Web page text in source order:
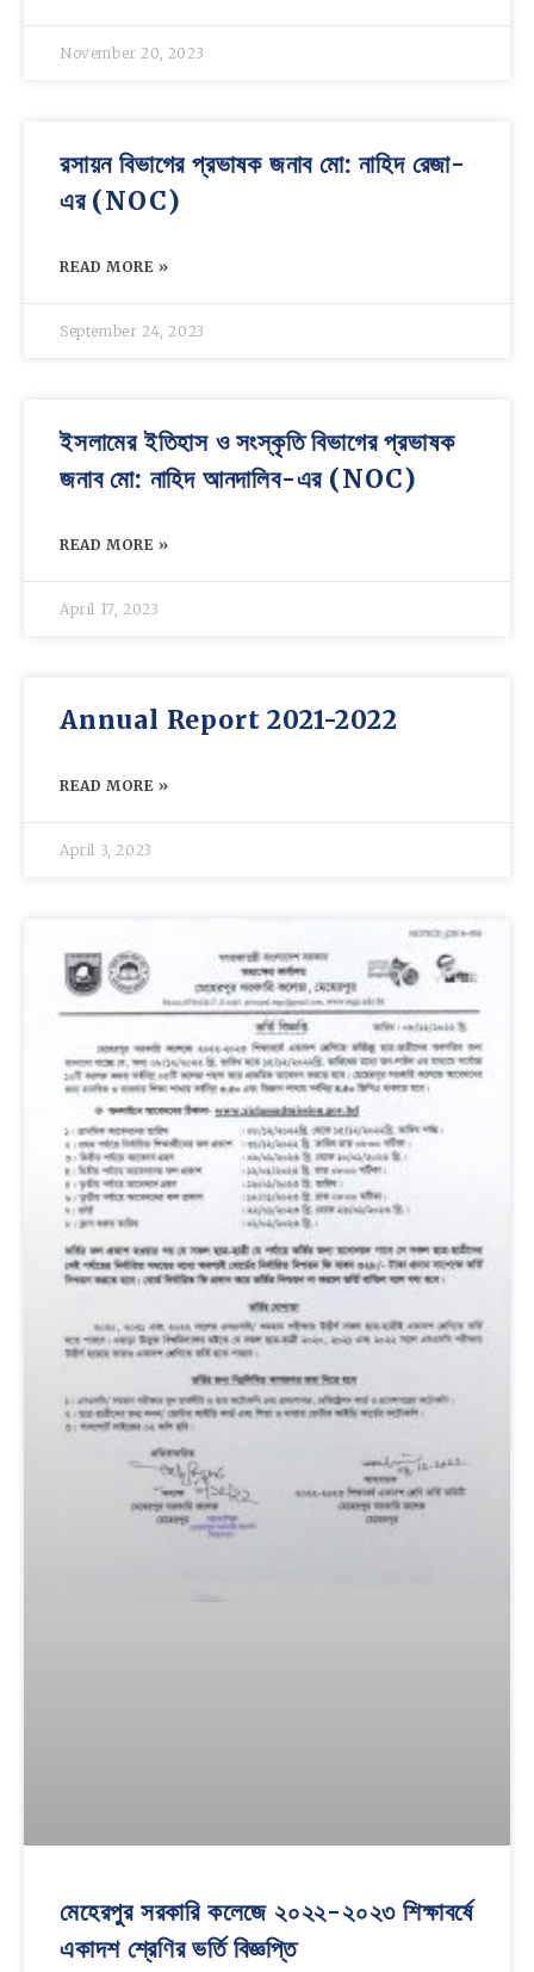
November 20, 2023
রসায়ন বিভাগের প্রভাষক জনাব মো: নাহিদ রেজা-
এর (NOC)
READ MORE »
September 24, 2023
ইসলামের ইতিহাস ও সংস্কৃতি বিভাগের প্রভাষক
জনাব মো: নাহিদ আনদালিব-এর (NOC)
READ MORE »
April 17, 2023
Annual Report 2021-2022
READ MORE »
April 3, 2023
মেহেরপুর সরকারি কলেজে ২০২২-২০২৩ শিক্ষাবর্ষে
একাদশ শ্রেণির ভর্তি বিজ্ঞপ্তি